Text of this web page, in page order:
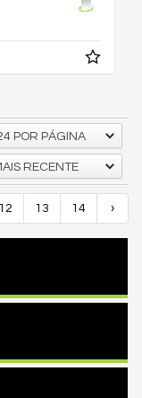
POR PÁGINA
RECENTE
12 13 14 ›